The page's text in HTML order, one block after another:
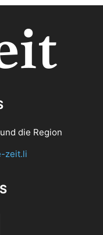
die Region
zeit.li